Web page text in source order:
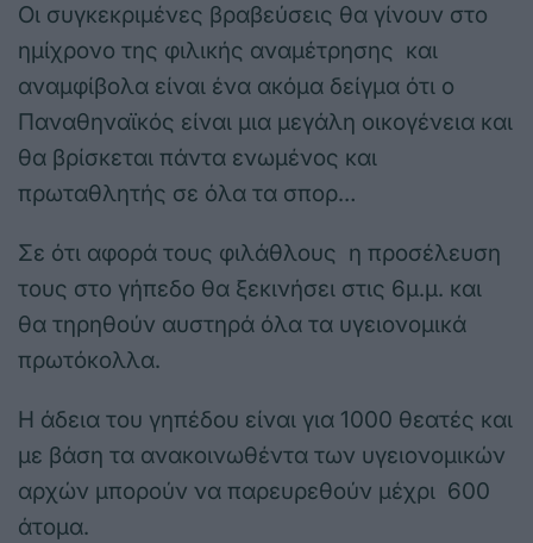
Οι συγκεκριμένες βραβεύσεις θα γίνουν στο
ημίχρονο της φιλικής αναμέτρησης και
αναμφίβολα είναι ένα ακόμα δείγμα ότι ο
Παναθηναϊκός είναι μια μεγάλη οικογένεια και
θα βρίσκεται πάντα ενωμένος και
πρωταθλητής σε όλα τα σπορ…
Σε ότι αφορά τους φιλάθλους η προσέλευση
τους στο γήπεδο θα ξεκινήσει στις 6μ.μ. και
θα τηρηθούν αυστηρά όλα τα υγειονομικά
πρωτόκολλα.
Η άδεια του γηπέδου είναι για 1000 θεατές και
με βάση τα ανακοινωθέντα των υγειονομικών
αρχών μπορούν να παρευρεθούν μέχρι 600
άτομα.